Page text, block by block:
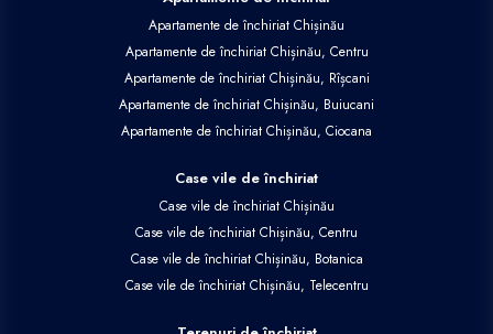
Apartamente de închiriat Chișinău
Apartamente de închiriat Chișinău, Centru
Apartamente de închiriat Chișinău, Rîșcani
Apartamente de închiriat Chișinău, Buiucani
Apartamente de închiriat Chișinău, Ciocana
Case vile de închiriat
Case vile de închiriat Chișinău
Case vile de închiriat Chișinău, Centru
Case vile de închiriat Chișinău, Botanica
Case vile de închiriat Chișinău, Telecentru